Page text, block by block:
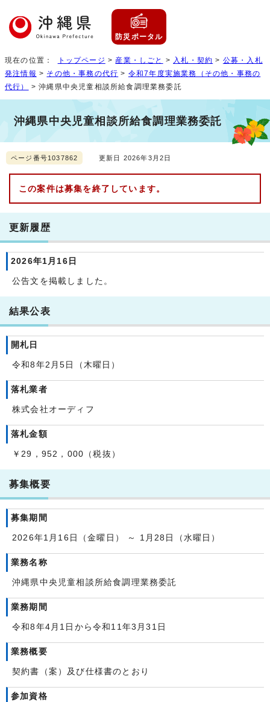
防災ポータル
現在の位置： トップページ > 産業・しごと > 入札・契約 > 公募・入札
発注情報 > その他・事務の代行 > 令和7年度実施業務（その他・事務の
代行）
> 沖縄県中央児童相談所給食調理業務委託
沖縄県中央児童相談所給食調理業務委託
ページ番号1037862 更新日 2026年3月2日
この案件は募集を終了しています。
更新履歴
2026年1月16日
公告文を掲載しました。
結果公表
開札日
令和8年2月5日（木曜日）
落札業者
株式会社オーディフ
落札金額
￥29，952，000（税抜）
募集概要
募集期間
2026年1月16日（金曜日） ～ 1月28日（水曜日）
業務名称
沖縄県中央児童相談所給食調理業務委託
業務期間
令和8年4月1日から令和11年3月31日
業務概要
契約書（案）及び仕様書のとおり
参加資格